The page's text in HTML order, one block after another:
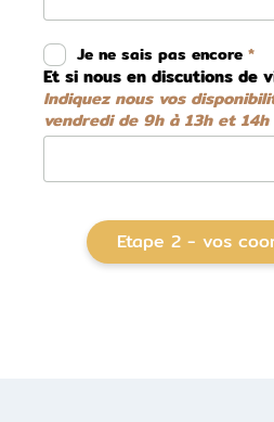
Je ne sais pas encore
Et si nous en discutions de
Indiquez nous vos
vendredi de 9h à 13h et 14h
Etape 2 - vos